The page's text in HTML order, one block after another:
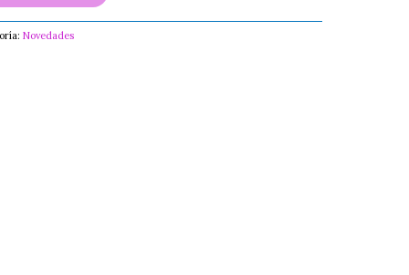
Novedades